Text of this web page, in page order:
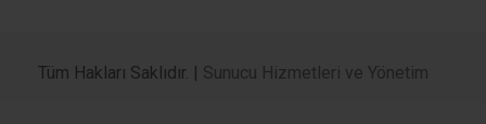
Tüm Hakları Saklıdır. | Sunucu Hizmetleri ve Yönetim